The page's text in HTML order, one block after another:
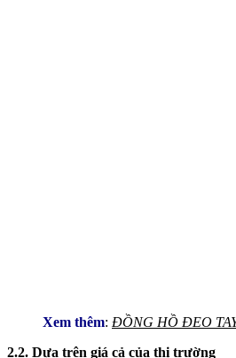
Xem thêm: ĐỒNG HỒ ĐEO
2.2. Dựa trên giá cả của thị trường